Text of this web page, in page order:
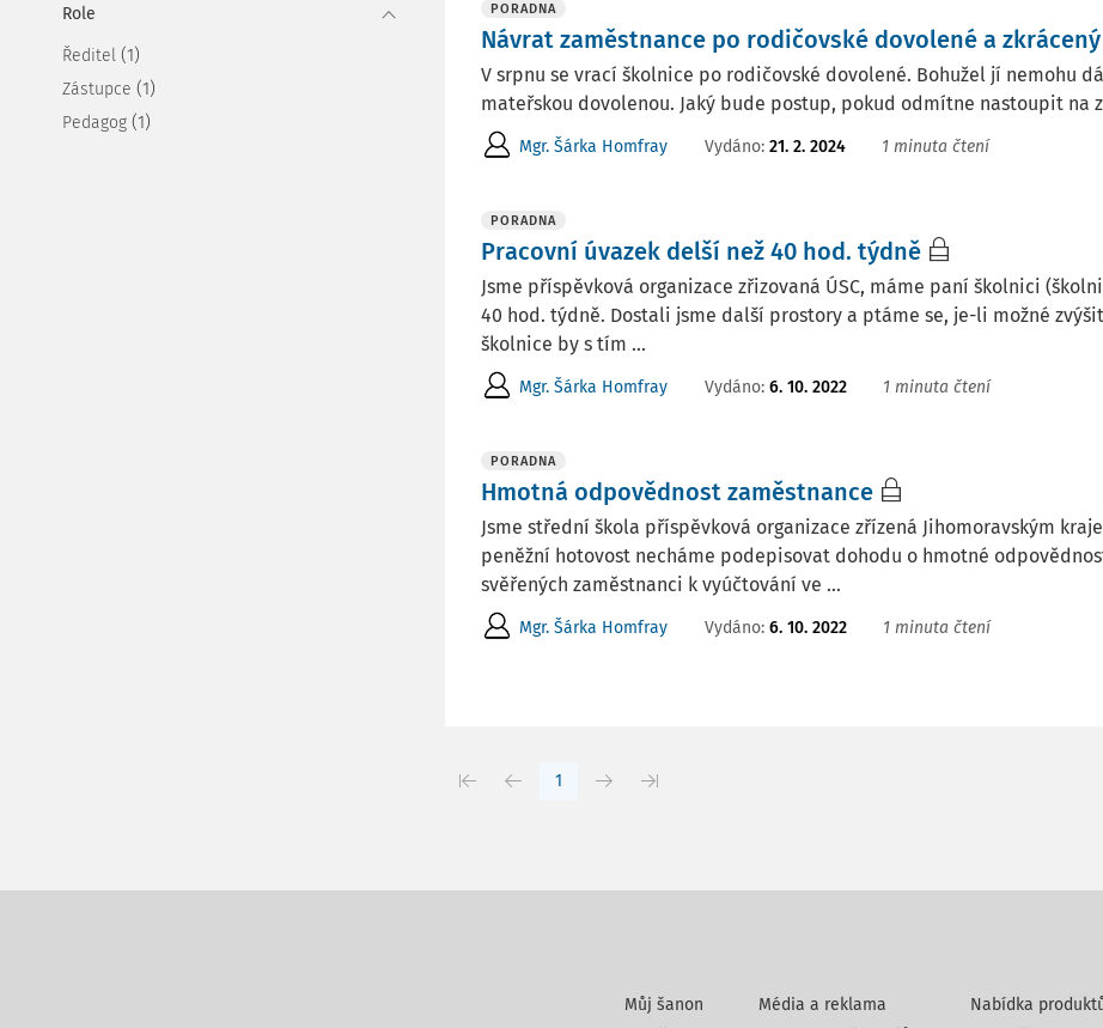
Role
Ředitel (1)
Zástupce (1)
Pedagog (1)
PORADNA
Návrat zaměstnance po rodičovské dovolené a
V srpnu se vrací školnice po rodičovské dovolené. Bohužel jí nemohu
mateřskou dovolenou. Jaký bude postup, pokud odmítne nastoupit na
Mgr. Šárka Homfray Vydáno: 21. 2. 2024 1 minuta čtení
PORADNA
Pracovní úvazek delší než 40 hod. týdně
Jsme příspěvková organizace zřizovaná ÚSC, máme paní školnici
40 hod. týdně. Dostali jsme další prostory a ptáme se, je-li možné
školnice by s tím ...
Mgr. Šárka Homfray Vydáno: 6. 10. 2022 1 minuta čtení
PORADNA
Hmotná odpovědnost zaměstnance
Jsme střední škola příspěvková organizace zřízená Jihomoravským
peněžní hotovost necháme podepisovat dohodu o hmotné
svěřených zaměstnanci k vyúčtování ve ...
Mgr. Šárka Homfray Vydáno: 6. 10. 2022 1 minuta čtení
1
Můj šanon
Média a reklama
Nabídka